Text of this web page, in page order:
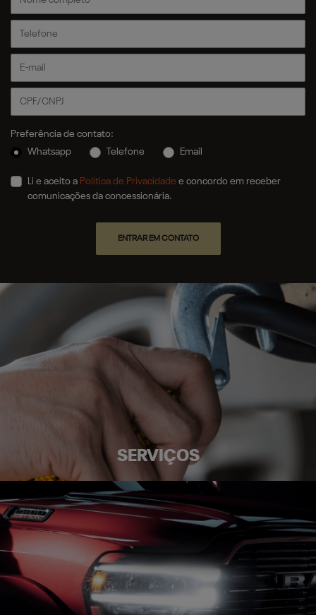
Preferência de contato:
Whatsapp
Telefone Email
Li e aceito a Política de Privacidade e concordo em receber
comunicações da concessionária.
ENTRAR EM CONTATO
SERVIÇOS